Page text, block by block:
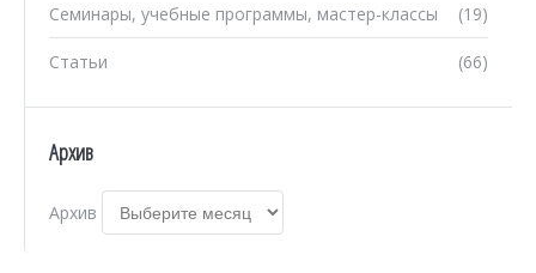
(19)
Семинары, учебные программы, мастер-классы
(66)
Статьи
Архив
Архив